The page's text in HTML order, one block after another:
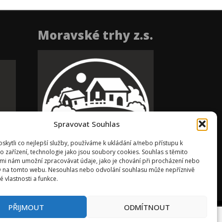
Spravovat Souhlas
co nejlepší služby, používáme k ukládání a/nebo přístupu k
zařízení, technologie jako jsou soubory cookies. Souhlas s těmito
nám umožní zpracovávat údaje, jako je chování při procházení nebo
na tomto webu. Nesouhlas nebo odvolání souhlasu může nepříznivě
vlastnosti a funkce.
PŘIJMOUT ODMÍTNOUT
Moravské trhy z.s.